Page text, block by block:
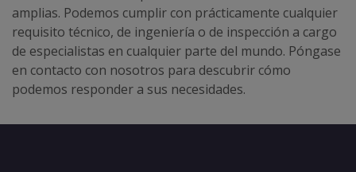
amplias. Podemos cumplir con prácticamente cualquier
requisito técnico, de ingeniería o de inspección a cargo
de especialistas en cualquier parte del mundo. Póngase
en contacto con nosotros para descubrir cómo
podemos responder a sus necesidades.